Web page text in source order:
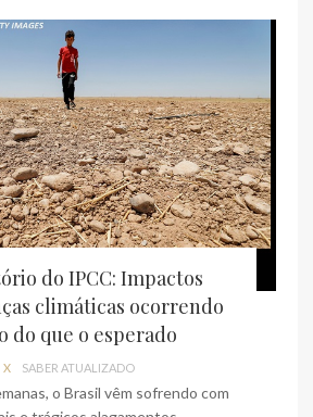
do IPCC: Impactos
climáticas ocorrendo
do que o esperado
X SABER ATUALIZADO
o Brasil vêm sofrendo com